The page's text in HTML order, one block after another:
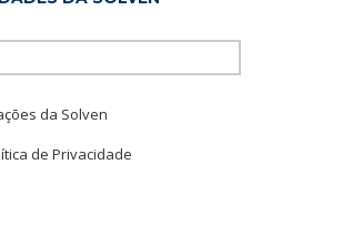
da Solven
de Privacidade